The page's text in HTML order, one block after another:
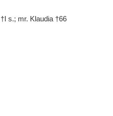
s.; mr. Klaudia †66